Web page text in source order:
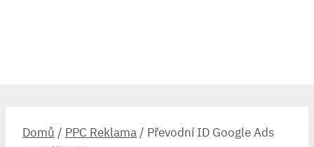
Domů / PPC Reklama / Převodní ID Google Ads